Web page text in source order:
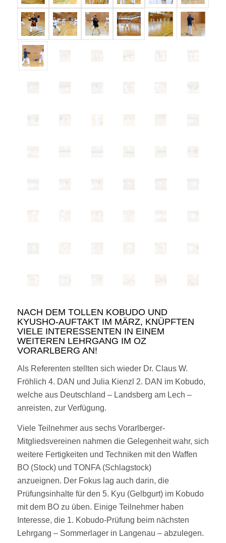
NACH DEM TOLLEN KOBUDO UND
KYUSHO-AUFTAKT IM MÄRZ, KNÜPFTEN
VIELE INTERESSENTEN IN EINEM
WEITEREN LEHRGANG IM OZ
VORARLBERG AN!
Als Referenten stellten sich wieder Dr. Claus W.
Fröhlich 4. DAN und Julia Kienzl 2. DAN im Kobudo,
welche aus Deutschland – Landsberg am Lech –
anreisten, zur Verfügung.
Viele Teilnehmer aus sechs Vorarlberger-
Mitgliedsvereinen nahmen die Gelegenheit wahr, sich
weitere Fertigkeiten und Techniken mit den Waffen
BO (Stock) und TONFA (Schlagstock)
anzueignen. Der Fokus lag auch darin, die
Prüfungsinhalte für den 5. Kyu (Gelbgurt) im Kobudo
mit dem BO zu üben. Einige Teilnehmer haben
Interesse, die 1. Kobudo-Prüfung beim nächsten
Lehrgang – Sommerlager in Langenau – abzulegen.